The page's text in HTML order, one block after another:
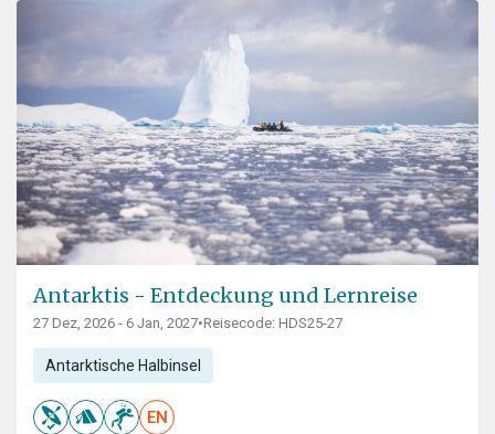
Antarktis - Entdeckung und Lernreise
27 Dez, 2026 - 6 Jan, 2027•Reisecode: HDS25-27
Antarktische Halbinsel
EN